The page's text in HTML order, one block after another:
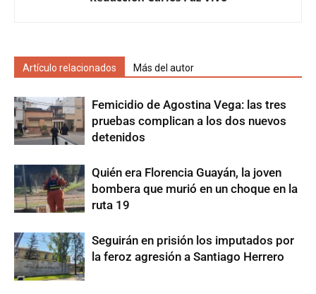
Artículo relacionados Más del autor
Femicidio de Agostina Vega: las tres
pruebas complican a los dos nuevos
detenidos
Quién era Florencia Guayán, la joven
bombera que murió en un choque en la
ruta 19
Seguirán en prisión los imputados por
la feroz agresión a Santiago Herrero